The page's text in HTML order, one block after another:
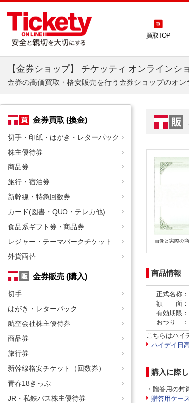
買取TOP
【金券ショップ】 チケッティ オンラインシ
金券の高価買取・格安販売を行う金券ショップのオン
金券買取 (換金)
切手・印紙・はがき・レターパック
株主優待券
商品券
旅行・宿泊券
新幹線・特急回数券
カード(図書・QUO・テレカ他)
食品系ギフト券・商品券
レジャー・テーマパークチケット
外貨両替
金券販売 (購入)
切手
はがき・レターパック
航空会社株主優待券
商品券
旅行券
新幹線格安チケット（回数券）
青春18きっぷ
JR・私鉄バス株主優待券
画像と実際の
商品情報
正式名称
額 面：
有効期限
おつり ：
こちらはハイ
ハイデイ日
購入に際
・贈答用の封
贈答用ケー